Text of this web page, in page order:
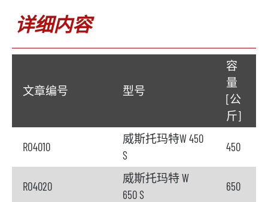
详细内容
文章编号 型号
容
量
[公
斤]
RO4010
威斯托玛特W 450
S
450
RO4020
威斯托玛特 W
650 S
650